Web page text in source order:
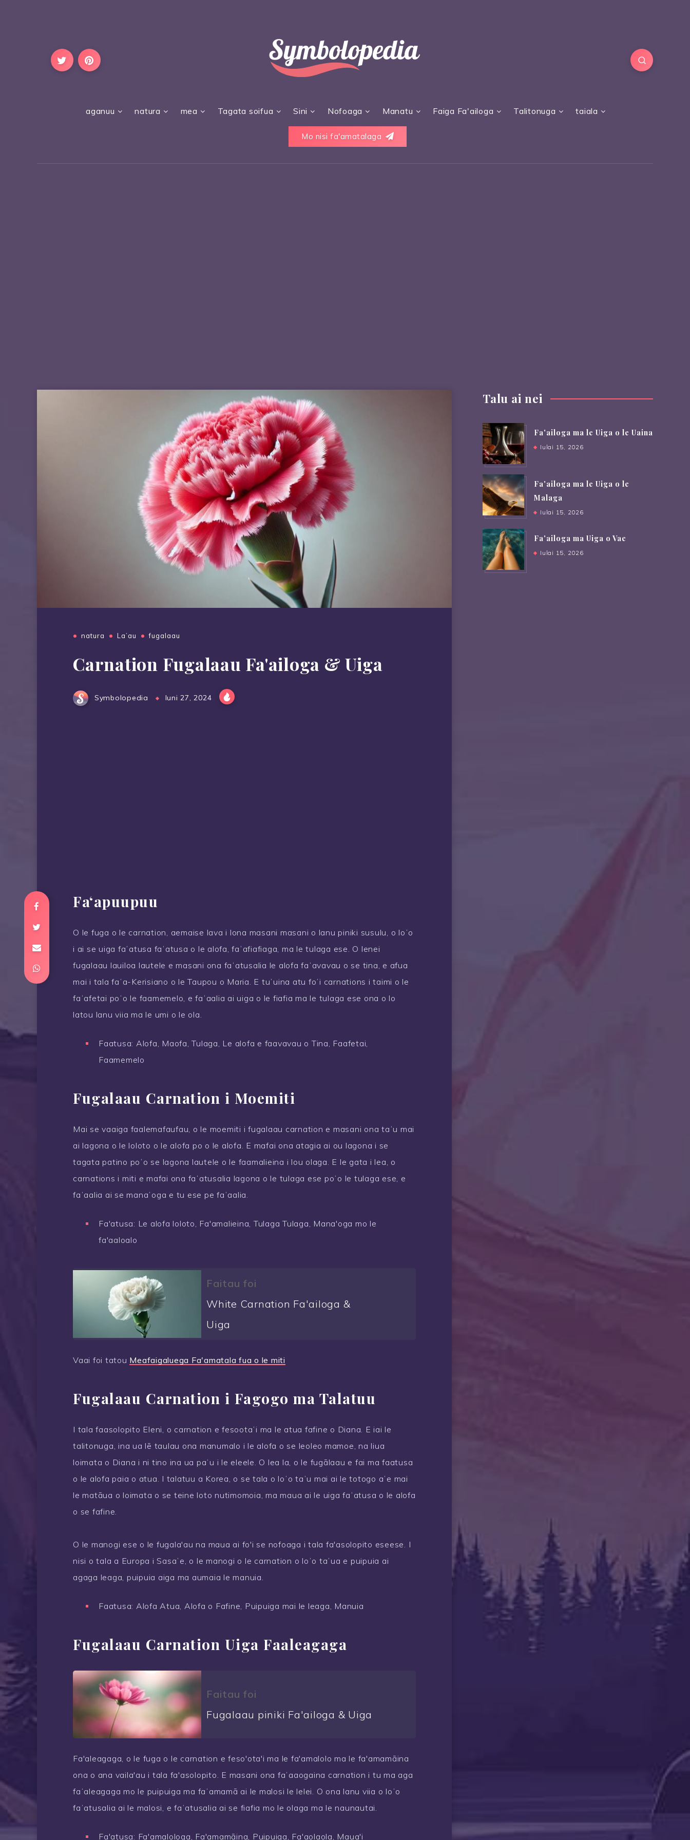
aganuu natura mea Tagata soifua Sini Nofoaga Manatu Faiga Fa'ailoga Talitonuga taiala
Mo nisi fa'amatalaga
natura Laʻau fugalaau
Carnation Fugalaau Fa'ailoga & Uiga
Symbolopedia Iuni 27, 2024
Faʻapuupuu
O le fuga o le carnation, aemaise lava i lona masani masani o lanu piniki susulu, o loʻo
i ai se uiga faʻatusa faʻatusa o le alofa, faʻafiafiaga, ma le tulaga ese. O lenei
fugalaau lauiloa lautele e masani ona faʻatusalia le alofa faʻavavau o se tina, e afua
mai i tala faʻa-Kerisiano o le Taupou o Maria. E tuʻuina atu foʻi carnations i taimi o le
faʻafetai poʻo le faamemelo, e faʻaalia ai uiga o le fiafia ma le tulaga ese ona o lo
latou lanu viia ma le umi o le ola.
Faatusa: Alofa, Maofa, Tulaga, Le alofa e faavavau o Tina, Faafetai,
Faamemelo
Fugalaau Carnation i Moemiti
Mai se vaaiga faalemafaufau, o le moemiti i fugalaau carnation e masani ona taʻu mai
ai lagona o le loloto o le alofa po o le alofa. E mafai ona atagia ai ou lagona i se
tagata patino poʻo se lagona lautele o le faamalieina i lou olaga. E le gata i lea, o
carnations i miti e mafai ona faʻatusalia lagona o le tulaga ese poʻo le tulaga ese, e
faʻaalia ai se manaʻoga e tu ese pe faʻaalia.
Fa'atusa: Le alofa loloto, Fa'amalieina, Tulaga Tulaga, Mana'oga mo le
fa'aaloalo
Faitau foi
White Carnation Fa'ailoga &
Uiga
Vaai foi tatou Meafaigaluega Fa'amatala fua o le miti
Fugalaau Carnation i Fagogo ma Talatuu
I tala faasolopito Eleni, o carnation e fesootaʻi ma le atua fafine o Diana. E iai le
talitonuga, ina ua lē taulau ona manumalo i le alofa o se leoleo mamoe, na liua
loimata o Diana i ni tino ina ua paʻu i le eleele. O lea la, o le fugālaau e fai ma faatusa
o le alofa paia o atua. I talatuu a Korea, o se tala o loʻo taʻu mai ai le totogo aʻe mai
le matāua o loimata o se teine ​​loto nutimomoia, ma maua ai le uiga faʻatusa o le alofa
o se fafine.
O le manogi ese o le fugala'au na maua ai fo'i se nofoaga i tala fa'asolopito eseese. I
nisi o tala a Europa i Sasaʻe, o le manogi o le carnation o loʻo taʻua e puipuia ai
agaga leaga, puipuia aiga ma aumaia le manuia.
Faatusa: Alofa Atua, Alofa o Fafine, Puipuiga mai le leaga, Manuia
Fugalaau Carnation Uiga Faaleagaga
Faitau foi
Fugalaau piniki Fa'ailoga & Uiga
Fa'aleagaga, o le fuga o le carnation e feso'ota'i ma le fa'amalolo ma le fa'amamāina
ona o ana vaila'au i tala fa'asolopito. E masani ona faʻaaogaina carnation i tu ma aga
faʻaleagaga mo le puipuiga ma faʻamamā ai le malosi le lelei. O ona lanu viia o loʻo
faʻatusalia ai le malosi, e faʻatusalia ai se fiafia mo le olaga ma le naunautai.
Fa'atusa: Fa'amalologa, Fa'amamāina, Puipuiga, Fa'aolaola, Maua'i
Talu ai nei
Fa'ailoga ma le Uiga o le Uaina
Iulai 15, 2026
Fa'ailoga ma le Uiga o le
Malaga
Iulai 15, 2026
Fa'ailoga ma Uiga o Vae
Iulai 15, 2026